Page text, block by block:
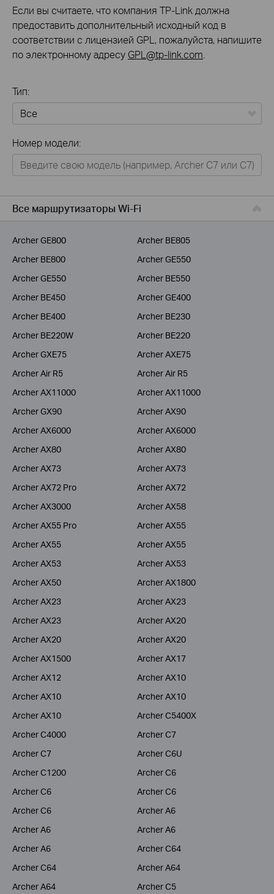
Если вы считаете, что компания TP-Link должна
предоставить дополнительный исходный код в
соответствии с лицензией GPL, пожалуйста, напишите
по электронному адресу GPL@tp-link.com
Тип:
Для дома
Умный дом
Для операторов связи
Номер модели:
Все маршрутизаторы Wi-Fi
Archer GE800
Archer BE805
Archer BE800
Archer GE550
Archer GE550
Archer BE550
Archer BE450
Archer GE400
Archer BE400
Archer BE230
Archer BE220W
Archer BE220
Archer GXE75
Archer AXE75
Archer Air R5
Archer Air R5
Archer AX11000
Archer AX11000
Archer GX90
Archer AX90
Archer AX6000
Archer AX6000
Archer AX80
Archer AX80
Archer AX73
Archer AX73
Archer AX72 Pro
Archer AX72
Archer AX3000
Archer AX58
Archer AX55 Pro
Archer AX55
Archer AX55
Archer AX55
Archer AX53
Archer AX53
Archer AX50
Archer AX1800
Archer AX23
Archer AX23
Archer AX23
Archer AX20
Archer AX20
Archer AX20
Archer AX1500
Archer AX17
Archer AX12
Archer AX10
Archer AX10
Archer AX10
Archer AX10
Archer C5400X
Archer C4000
Archer C7
Archer C7
Archer C6U
Archer C1200
Archer C6
Archer C6
Archer C6
Archer C6
Archer A6
Archer A6
Archer A6
Archer A6
Archer C64
Archer C64
Archer A64
Archer A64
Archer C5